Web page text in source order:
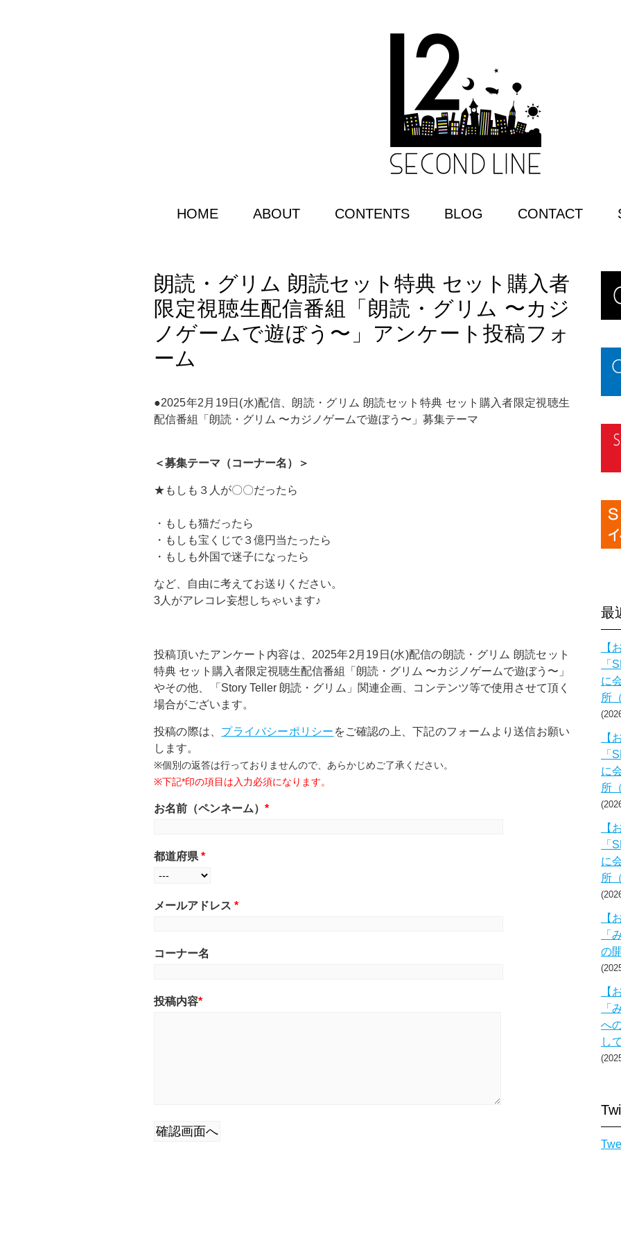
HOME ABOUT CONTENTS BLOG CONTACT
朗読・グリム 朗読セット特典 セット購入者
限定視聴生配信番組「朗読・グリム 〜カジ
ノゲームで遊ぼう〜」アンケート投稿フォ
ーム
●2025年2月19日(水)配信、朗読・グリム 朗読セット特典 セット購入者限定視聴生
配信番組「朗読・グリム 〜カジノゲームで遊ぼう〜」募集テーマ
＜募集テーマ（コーナー名）＞
★もしも３人が〇〇だったら
・もしも猫だったら
・もしも宝くじで３億円当たったら
・もしも外国で迷子になったら
など、自由に考えてお送りください。
3人がアレコレ妄想しちゃいます♪
投稿頂いたアンケート内容は、2025年2月19日(水)配信の朗読・グリム 朗読セット
特典 セット購入者限定視聴生配信番組「朗読・グリム 〜カジノゲームで遊ぼう〜」
やその他、「Story Teller 朗読・グリム」関連企画、コンテンツ等で使用させて頂く
場合がございます。
投稿の際は、 プライバシーポリシー をご確認の上、下記のフォームより送信お願い
します。
※個別の返答は行っておりませんので、あらかじめご了承ください。
※下記*印の項目は入力必須になります。
お名前（ペンネーム） *
都道府県 *
メールアドレス *
コーナー名
投稿内容*
最
【
「
に
所
【
「
に
所
【
「
に
所
【
「
の
【
「
へ
し